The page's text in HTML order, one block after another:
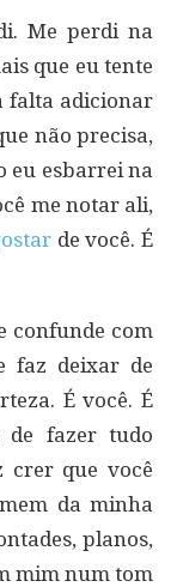
Me perdi na
que eu tente
falta adicionar
não precisa,
eu esbarrei na
me notar ali,
de você. É
confunde com
faz deixar de
É você. É
de fazer tudo
crer que você
da minha
planos,
mim num tom